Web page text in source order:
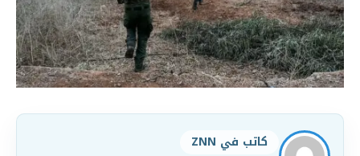
كاتب في ZNN